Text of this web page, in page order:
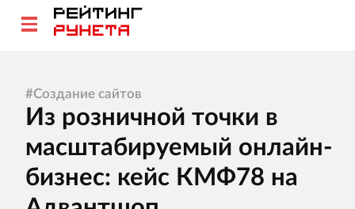
#Создание сайтов
Из розничной точки в
масштабируемый онлайн-
бизнес: кейс КМФ78 на